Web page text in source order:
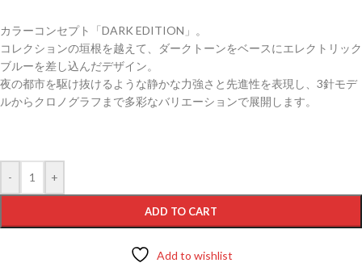
カラーコンセプト「DARK EDITION」。
コレクションの垣根を越えて、ダークトーンをベースにエレクトリック
ブルーを差し込んだデザイン。
夜の都市を駆け抜けるような静かな力強さと先進性を表現し、3針モデ
ルからクロノグラフまで多彩なバリエーションで展開します。
- +
ADD TO CART
Add to wishlist